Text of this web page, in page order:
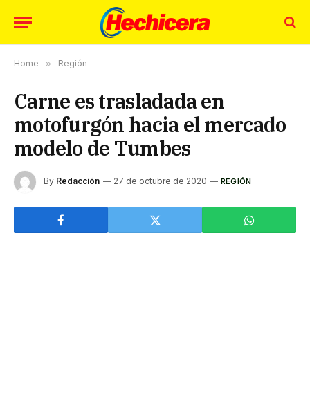
Home » Región
Carne es trasladada en
motofurgón hacia el mercado
modelo de Tumbes
By Redacción 27 de octubre de 2020 REGIÓN